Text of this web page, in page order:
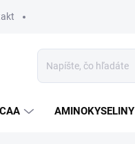
AMINOKYSELINY